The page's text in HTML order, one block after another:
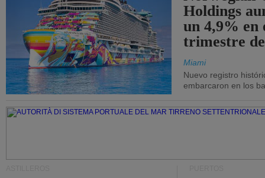
Holdings
un 4,9% en
trimestre
Miami
Nuevo registro
embarcaron en los